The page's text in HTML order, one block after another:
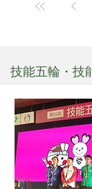
技能五輪・技